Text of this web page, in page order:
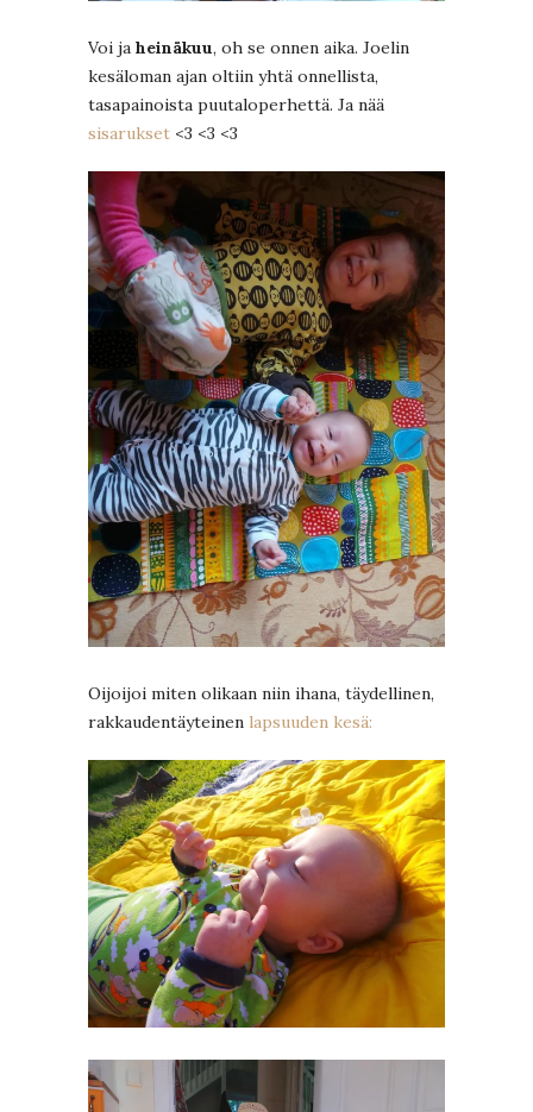
Voi ja heinäkuu, oh se onnen aika. Joelin
kesäloman ajan oltiin yhtä onnellista,
tasapainoista puutaloperhettä. Ja nää
sisarukset <3 <3 <3
Oijoijoi miten olikaan niin ihana, täydellinen,
rakkaudentäyteinen lapsuuden kesä: